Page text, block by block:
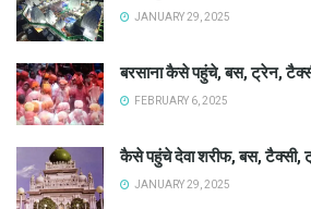
JANUARY 29, 2025
बरसाना कैसे पहुंचे, बस, ट्रेन,
FEBRUARY 6, 2025
कैसे पहुंचे देवा शरीफ, बस, टैक्सी,
JANUARY 29, 2025